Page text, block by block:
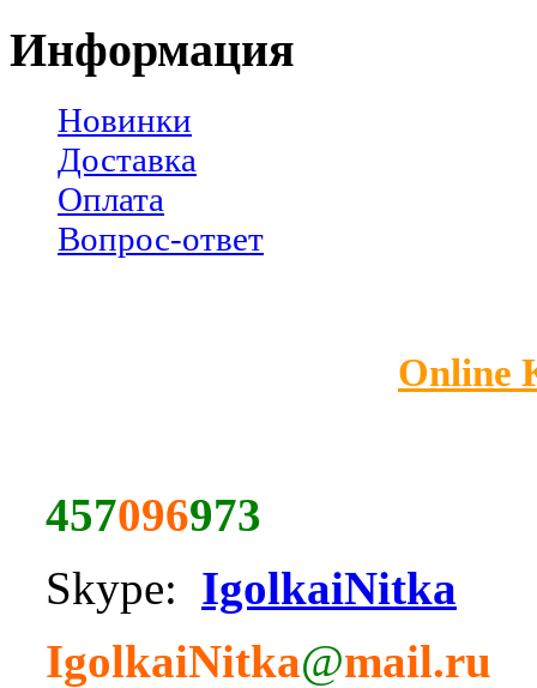
Информация
Новинки
Доставка
Оплата
Вопрос-ответ
Online
457096973
Skype: IgolkaiNitka
IgolkaiNitka@mail.ru